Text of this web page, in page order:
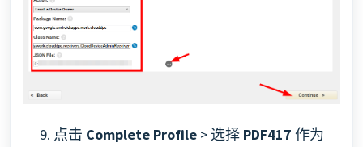
9. 点击 Complete Profile > 选择 PDF417 作为